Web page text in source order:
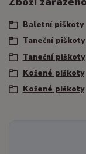
Baletní piškoty
Taneční piškoty
Taneční piškoty
Kožené piškoty
Kožené piškoty